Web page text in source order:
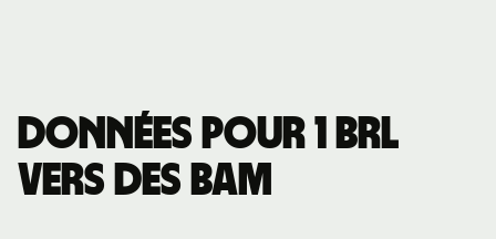
Données pour 1 BRL
vers des BAM